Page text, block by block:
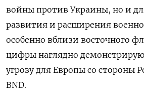
войны против Украины, но и
развития и расширения
особенно вблизи восточного
цифры наглядно
угрозу для Европы со стороны
BND.